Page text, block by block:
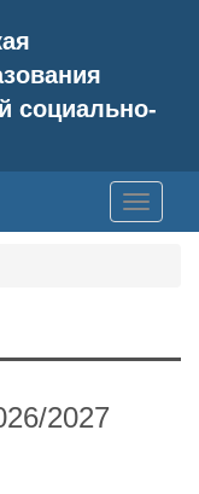
социально-
Toggle
2027